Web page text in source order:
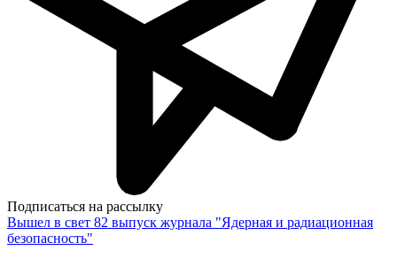
Подписаться на рассылку
Вышел в свет 82 выпуск журнала "Ядерная и радиационная
безопасность"